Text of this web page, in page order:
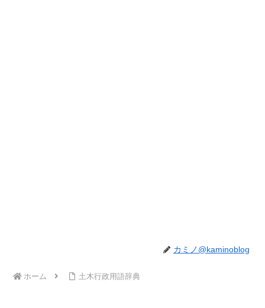
カミノ@kaminoblog
ホーム 土木行政用語辞典